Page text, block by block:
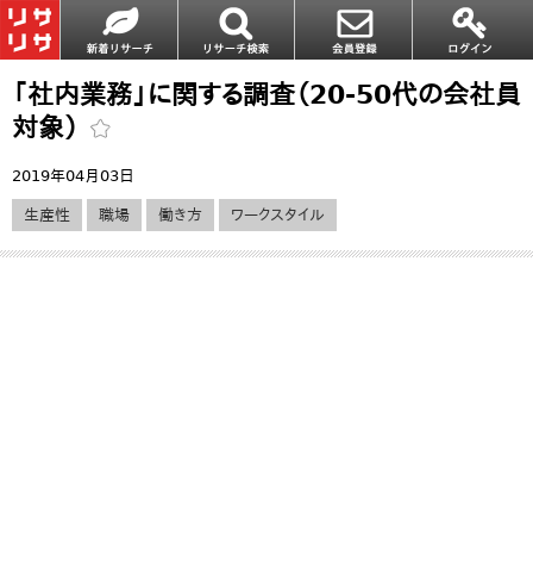
「社内業務」に関する調査（20-50代の会社員
対象）
2019年04月03日
生産性 職場 働き方 ワークスタイル